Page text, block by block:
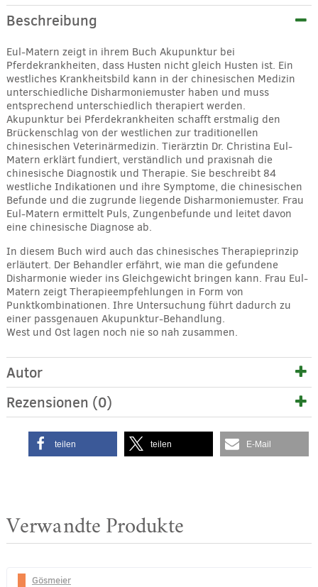
Beschreibung
Eul-Matern zeigt in ihrem Buch Akupunktur bei
Pferdekrankheiten, dass Husten nicht gleich Husten ist. Ein
westliches Krankheitsbild kann in der chinesischen Medizin
unterschiedliche Disharmoniemuster haben und muss
entsprechend unterschiedlich therapiert werden.
Akupunktur bei Pferdekrankheiten schafft erstmalig den
Brückenschlag von der westlichen zur traditionellen
chinesischen Veterinärmedizin. Tierärztin Dr. Christina Eul-
Matern erklärt fundiert, verständlich und praxisnah die
chinesische Diagnostik und Therapie. Sie beschreibt 84
westliche Indikationen und ihre Symptome, die chinesischen
Befunde und die zugrunde liegende Disharmoniemuster. Frau
Eul-Matern ermittelt Puls, Zungenbefunde und leitet davon
eine chinesische Diagnose ab.
In diesem Buch wird auch das chinesisches Therapieprinzip
erläutert. Der Behandler erfährt, wie man die gefundene
Disharmonie wieder ins Gleichgewicht bringen kann. Frau Eul-
Matern zeigt Therapieempfehlungen in Form von
Punktkombinationen. Ihre Untersuchung führt dadurch zu
einer passgenauen Akupunktur-Behandlung.
West und Ost lagen noch nie so nah zusammen.
Autor
Rezensionen (0)
teilen teilen E-Mail
Verwandte Produkte
Gösmeier